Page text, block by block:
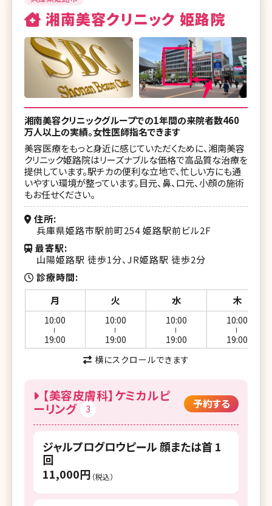
湘南美容クリニック 姫路院
湘南美容クリニックグループでの1年間の来院者数460
万人以上の実績。女性医師指名できます
美容医療をもっと身近に感じていただくために、湘南美容
クリニック姫路院はリーズナブルな価格で高品質な治療を
提供しています。駅チカの便利な立地で、忙しい方にも通
いやすい環境が整っています。目元、鼻、口元、小顔の施術
もお任せください。
住所
兵庫県姫路市駅前町254 姫路駅前ビル2F
最寄駅
山陽姫路駅 徒歩1分、JR姫路駅 徒歩2分
診療時間
月
火 水 木
10:00
19:00
10:00
19:00
10:00
19:00
10:00
19:00
横にスクロールできます
【美容皮膚科】ケミカルピ
ーリング
3 予約する
ジャルプログロウピール 顔または首 1
回
11,000円 （税込）